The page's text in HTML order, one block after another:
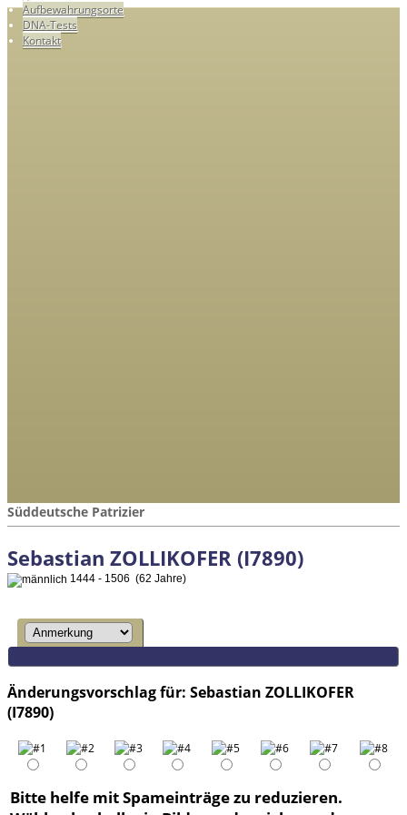
Aufbewahrungsorte
DNA-Tests
Kontakt
Süddeutsche Patrizier
Sebastian ZOLLIKOFER (I7890)
1444 - 1506 (62 Jahre)
Änderungsvorschlag für: Sebastian ZOLLIKOFER
(I7890)
Bitte helfe mit Spameinträge zu reduzieren.